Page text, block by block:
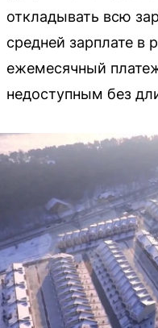
откладывать всю
средней зарплате в
ежемесячный
недоступным без